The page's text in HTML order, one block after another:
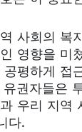
사회의 복
영향을 미
평하게 접
권자들은
우리 지역
다.